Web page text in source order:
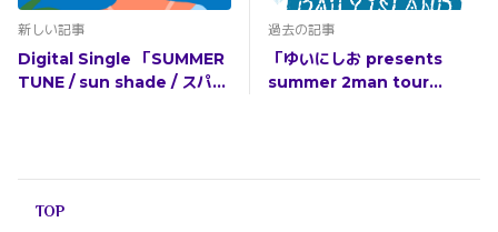
新しい記事
Digital Single 「SUMMER
TUNE / sun shade / スパイ
過去の記事
「ゆいにしお presents
summer 2man tour
TOP